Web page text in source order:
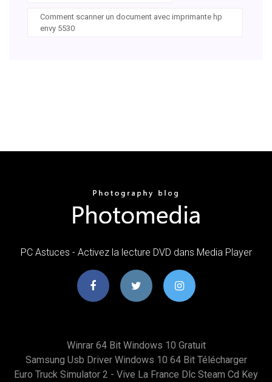
Comment scanner un document avec imprimante hp
envy 5530
PC Astuces - Activez la lecture DVD dans Media Player
Winrar 64 Bit Windows 10 Gratuit
Samsung Usb Driver Windows 10 64 Bit Télécharger
Euro Truck Simulator 2 - Vive La France Dlc Steam Cd Key